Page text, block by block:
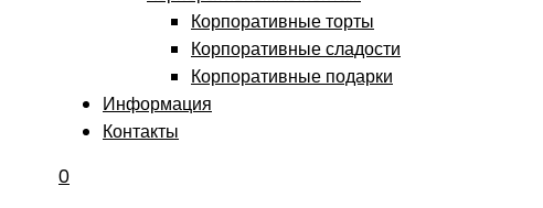
Корпоративные торты
Корпоративные сладости
Корпоративные подарки
Информация
Контакты
0